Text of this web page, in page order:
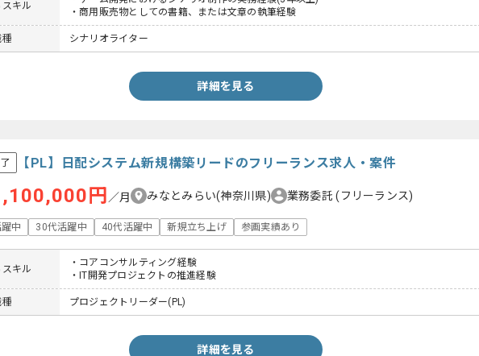
キル
・商用販売物としての書籍、または文章の執筆経験
シナリオライター
詳細を見る
【PL】日配システム新規構築リードのフリーランス求人・案件
円 ／月 みなとみらい(神奈川県) 業務委託(フリーランス)
中 30代活躍中 40代活躍中 新規立ち上げ 参画実績あり
キル
・コアコンサルティング経験
・IT開発プロジェクトの推進経験
プロジェクトリーダー(PL)
詳細を見る